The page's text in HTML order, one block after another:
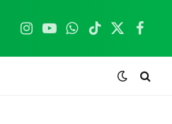
Instagram
YouTubeWhatsApp
TikTok
X